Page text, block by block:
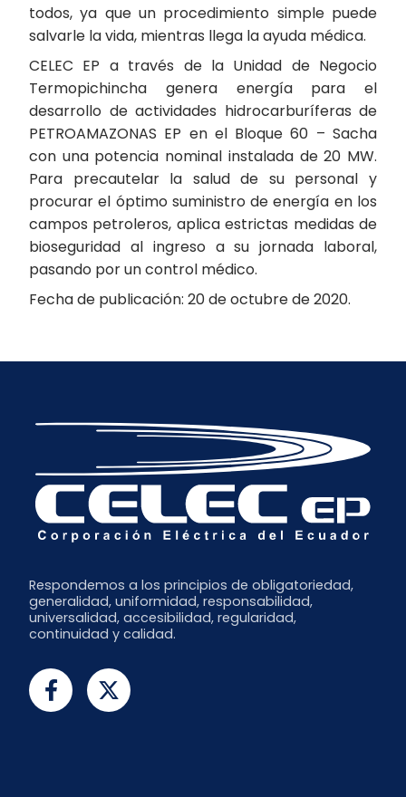
todos, ya que un procedimiento simple puede
salvarle la vida, mientras llega la ayuda médica.
CELEC EP a través de la Unidad de Negocio
Termopichincha genera energía para el
desarrollo de actividades hidrocarburíferas de
PETROAMAZONAS EP en el Bloque 60 – Sacha
con una potencia nominal instalada de 20 MW.
Para precautelar la salud de su personal y
procurar el óptimo suministro de energía en los
campos petroleros, aplica estrictas medidas de
bioseguridad al ingreso a su jornada laboral,
pasando por un control médico.
Fecha de publicación: 20 de octubre de 2020.
Respondemos a los principios de obligatoriedad,
generalidad, uniformidad, responsabilidad,
universalidad, accesibilidad, regularidad,
continuidad y calidad.